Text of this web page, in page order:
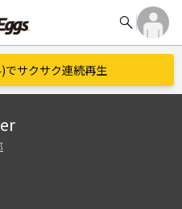
search
でサクサク連続再生